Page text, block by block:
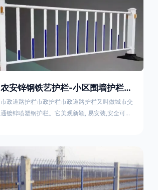
农安锌钢铁艺护栏-小区围墙护栏- 2025年17631598285新报价
市政道路护栏市政护栏市政道路护栏又叫做城市交
通镀锌喷塑钢护栏。它美观新颖, 易安装,安全可靠,
口等的隔离。主导产品：太阳能防眩光护栏，镀锌
钢质隔离栏，市政道路隔离护栏，人行道路护栏，
机动与非机动隔离护栏、道路中心隔离护栏、带广
告牌道路隔离护栏、河道安全护栏、草坪花坛护栏